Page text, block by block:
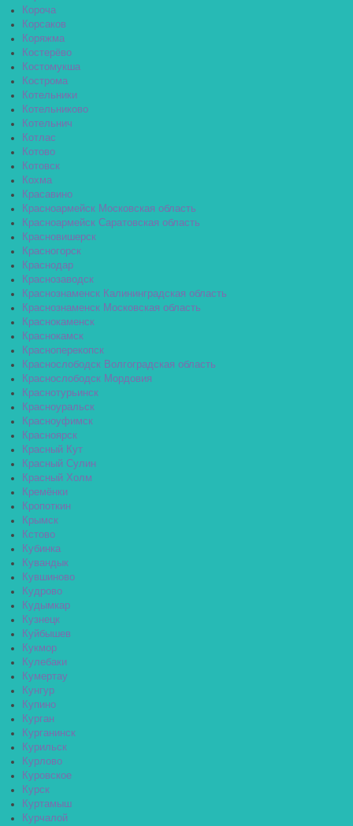
Короча
Корсаков
Коряжма
Костерёво
Костомукша
Кострома
Котельники
Котельниково
Котельнич
Котлас
Котово
Котовск
Кохма
Красавино
Красноармейск Московская область
Красноармейск Саратовская область
Красновишерск
Красногорск
Краснодар
Краснозаводск
Краснознаменск Калининградская область
Краснознаменск Московская область
Краснокаменск
Краснокамск
Красноперекопск
Краснослободск Волгоградская область
Краснослободск Мордовия
Краснотурьинск
Красноуральск
Красноуфимск
Красноярск
Красный Кут
Красный Сулин
Красный Холм
Кремёнки
Кропоткин
Крымск
Кстово
Кубинка
Кувандык
Кувшиново
Кудрово
Кудымкар
Кузнецк
Куйбышев
Кукмор
Кулебаки
Кумертау
Кунгур
Купино
Курган
Курганинск
Курильск
Курлово
Куровское
Курск
Куртамыш
Курчалой